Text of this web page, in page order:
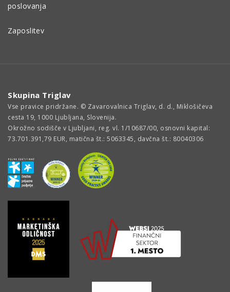
poslovanja
Zaposlitev
Skupina Triglav
Vse pravice pridržane. © Zavarovalnica Triglav, d. d., Miklošičeva
cesta 19, 1000 Ljubljana, Slovenija.
Okrožno sodišče v Ljubljani, reg. vl. 1/10687/00, osnovni kapital:
73.701.391,79 EUR, matična št.: 5063345, davčna št.: 80040306